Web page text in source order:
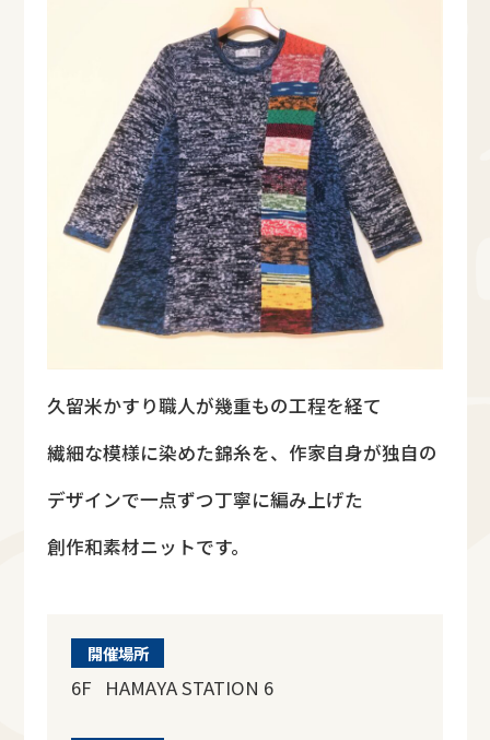
久留米かすり職人が幾重もの工程を経て
繊細な模様に染めた錦糸を、作家自身が独自の
デザインで一点ずつ丁寧に編み上げた
創作和素材ニットです。
開催場所
6F HAMAYA STATION 6